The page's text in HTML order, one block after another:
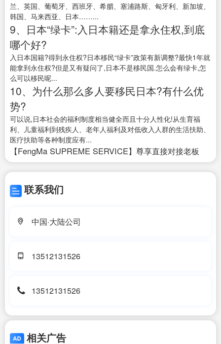
兰、英国、葡萄牙、西班牙、希腊、塞浦路斯、匈牙利、新加坡、
韩国、马来西亚、日本……...
9、日本“绿卡”:入日本籍还是拿永住权,到底
哪个好?
入日本国籍?得到永住权?日本移民“绿卡”政策有新调整?最快1年就
能拿到永住权?但是又有疑问了,日本不是移民国.怎么会有绿卡,怎
么可以移民呢...
10、为什么那么多人要移民日本?有什么优
势?
可以说,日本社会的福利制度相当健全而且十分人性化!从生育福
利、儿童福利到残疾人、老年人福利及对低收入人群的生活扶助、
医疗扶助等各种制度应有...
【FengMa SUPREME SERVICE】尊享直接对接老板
联系我们
中国·大陆公司
13512131526
13512131526
相关广告